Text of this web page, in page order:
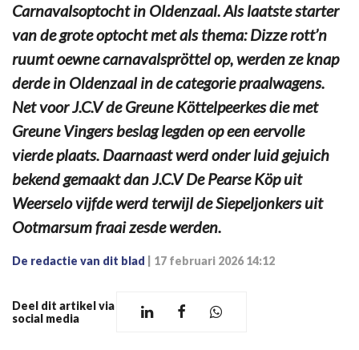
Carnavalsoptocht in Oldenzaal. Als laatste starter
van de grote optocht met als thema: Dizze rott’n
ruumt oewne carnavalspröttel op, werden ze knap
derde in Oldenzaal in de categorie praalwagens.
Net voor J.C.V de Greune Köttelpeerkes die met
Greune Vingers beslag legden op een eervolle
vierde plaats. Daarnaast werd onder luid gejuich
bekend gemaakt dan J.C.V De Pearse Köp uit
Weerselo vijfde werd terwijl de Siepeljonkers uit
Ootmarsum fraai zesde werden.
De redactie van dit blad 17 februari 2026 14:12
Deel dit artikel via
social media